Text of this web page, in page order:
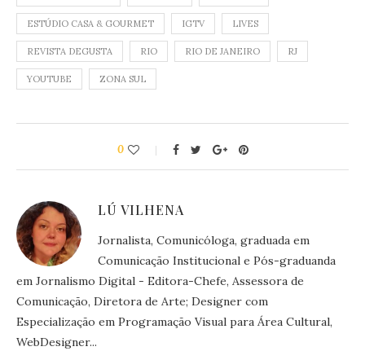
ESTÚDIO CASA & GOURMET IGTV LIVES
REVISTA DEGUSTA RIO RIO DE JANEIRO RJ
YOUTUBE ZONA SUL
0
LÚ VILHENA
Jornalista, Comunicóloga, graduada em
Comunicação Institucional e Pós-graduanda
em Jornalismo Digital - Editora-Chefe, Assessora de
Comunicação, Diretora de Arte; Designer com
Especialização em Programação Visual para Área Cultural,
WebDesigner...